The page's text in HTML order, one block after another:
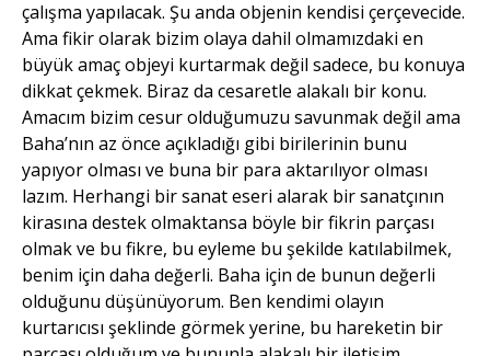
çalışma yapılacak. Şu anda objenin kendisi çerçevecide.
Ama fikir olarak bizim olaya dahil olmamızdaki en
büyük amaç objeyi kurtarmak değil sadece, bu konuya
dikkat çekmek. Biraz da cesaretle alakalı bir konu.
Amacım bizim cesur olduğumuzu savunmak değil ama
Baha’nın az önce açıkladığı gibi birilerinin bunu
yapıyor olması ve buna bir para aktarılıyor olması
lazım. Herhangi bir sanat eseri alarak bir sanatçının
kirasına destek olmaktansa böyle bir fikrin parçası
olmak ve bu fikre, bu eyleme bu şekilde katılabilmek,
benim için daha değerli. Baha için de bunun değerli
olduğunu düşünüyorum. Ben kendimi olayın
kurtarıcısı şeklinde görmek yerine, bu hareketin bir